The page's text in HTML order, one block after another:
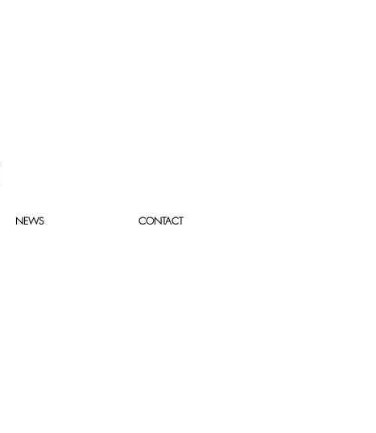
NEWS CONTACT